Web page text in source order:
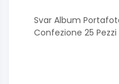
Svar Album
Confezione 25 Pezzi